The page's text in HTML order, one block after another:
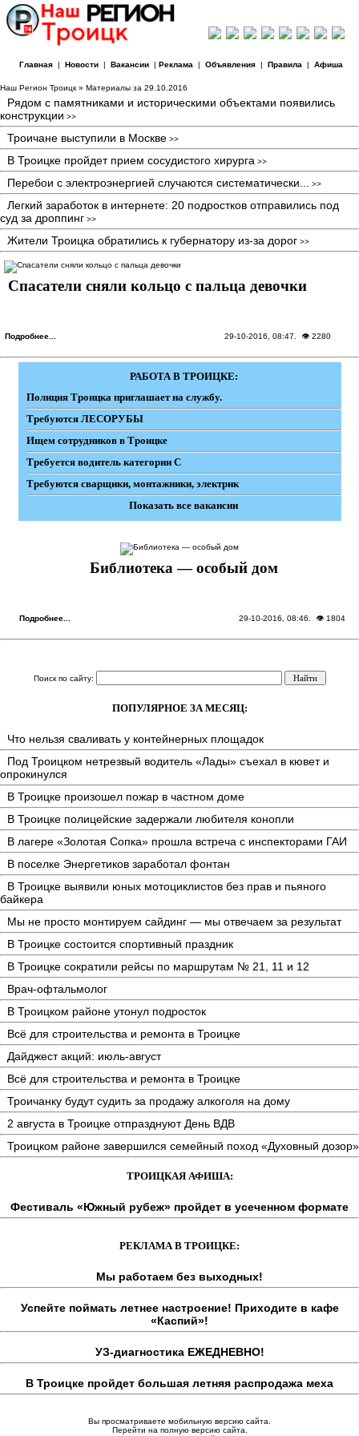
Главная| Новости| Вакансии| Реклама | Объявления| Правила | Афиша
Наш Регион Троицк » Материалы за 29.10.2016
Рядом с памятниками и историческими объектами появились
конструкции >>
Троичане выступили в Москве >>
В Троицке пройдет прием сосудистого хирурга >>
Перебои с электроэнергией случаются систематически... >>
Легкий заработок в интернете: 20 подростков отправились под
суд за дроппинг >>
Жители Троицка обратились к губернатору из-за дорог >>
Спасатели сняли кольцо с пальца девочки
Подробнее... 29-10-2016, 08:47 . 👁 2280
РАБОТА В ТРОИЦКЕ:
Полиция Троицка приглашает на службу.
Требуются ЛЕСОРУБЫ
Ищем сотрудников в Троицке
Требуется водитель категории С
Требуются сварщики, монтажники, электрик
Показать все вакансии
Библиотека — особый дом
Подробнее... 29-10-2016, 08:46 . 👁 1804
Поиск по сайту:
ПОПУЛЯРНОЕ ЗА МЕСЯЦ:
Что нельзя сваливать у контейнерных площадок
Под Троицком нетрезвый водитель «Лады» съехал в кювет и
опрокинулся
В Троицке произошел пожар в частном доме
В Троицке полицейские задержали любителя конопли
В лагере «Золотая Сопка» прошла встреча с инспекторами ГАИ
В поселке Энергетиков заработал фонтан
В Троицке выявили юных мотоциклистов без прав и пьяного
байкера
Мы не просто монтируем сайдинг — мы отвечаем за результат
В Троицке состоится спортивный праздник
В Троицке сократили рейсы по маршрутам № 21, 11 и 12
Врач-офтальмолог
В Троицком районе утонул подросток
Всё для строительства и ремонта в Троицке
Дайджест акций: июль-август
Всё для строительства и ремонта в Троицке
Троичанку будут судить за продажу алкоголя на дому
2 августа в Троицке отпразднуют День ВДВ
Троицком районе завершился семейный поход «Духовный дозор»
ТРОИЦКАЯ АФИША:
Фестиваль «Южный рубеж» пройдет в усеченном формате
РЕКЛАМА В ТРОИЦКЕ:
Мы работаем без выходных!
Успейте поймать летнее настроение! Приходите в кафе
«Каспий»!
УЗ-диагностика ЕЖЕДНЕВНО!
В Троицке пройдет большая летняя распродажа меха
Вы просматриваете мобильную версию сайта.
Перейти на полную версию сайта.